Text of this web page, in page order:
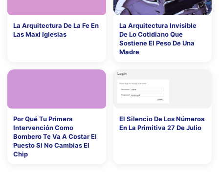
La Arquitectura De La Fe En
Las Maxi Iglesias
La Arquitectura Invisible
De Lo Cotidiano Que
Sostiene El Peso De Una
Madre
Por Qué Tu Primera
Intervención Como
Bombero Te Va A Costar El
Puesto Si No Cambias El
Chip
El Silencio De Los Números
En La Primitiva 27 De Julio